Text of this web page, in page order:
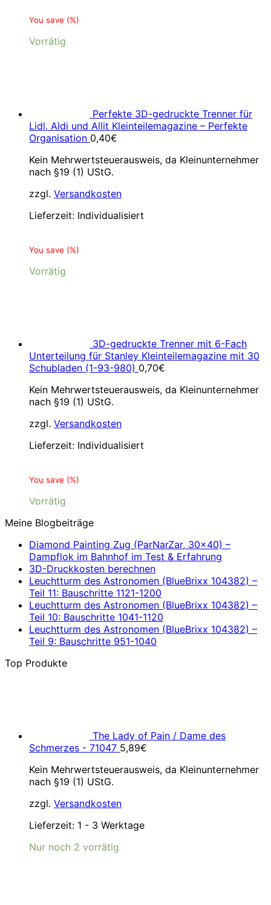
You save (%)
Vorrätig
Perfekte 3D-gedruckte Trenner für
Lidl, Aldi und Allit Kleinteilemagazine – Perfekte
Organisation 0,40€
Kein Mehrwertsteuerausweis, da Kleinunternehmer
nach §19 (1) UStG.
zzgl. Versandkosten
Lieferzeit: Individualisiert
You save (%)
Vorrätig
3D-gedruckte Trenner mit 6-Fach
Unterteilung für Stanley Kleinteilemagazine mit 30
Schubladen (1-93-980) 0,70€
Kein Mehrwertsteuerausweis, da Kleinunternehmer
nach §19 (1) UStG.
zzgl. Versandkosten
Lieferzeit: Individualisiert
You save (%)
Vorrätig
Meine Blogbeiträge
Diamond Painting Zug (ParNarZar, 30×40) –
Dampflok im Bahnhof im Test & Erfahrung
3D-Druckkosten berechnen
Leuchtturm des Astronomen (BlueBrixx 104382) –
Teil 11: Bauschritte 1121-1200
Leuchtturm des Astronomen (BlueBrixx 104382) –
Teil 10: Bauschritte 1041-1120
Leuchtturm des Astronomen (BlueBrixx 104382) –
Teil 9: Bauschritte 951-1040
Top Produkte
The Lady of Pain / Dame des
Schmerzes - 71047 5,89€
Kein Mehrwertsteuerausweis, da Kleinunternehmer
nach §19 (1) UStG.
zzgl. Versandkosten
Lieferzeit: 1 - 3 Werktage
Nur noch 2 vorrätig